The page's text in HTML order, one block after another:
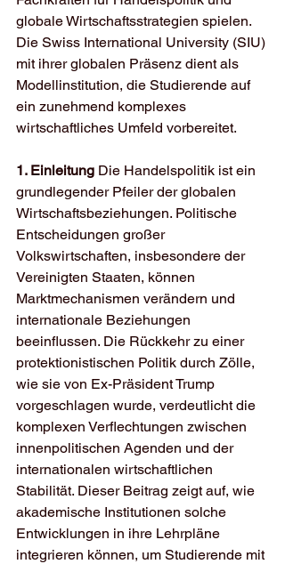
globale Wirtschaftsstrategien spielen.
Die Swiss International University (SIU)
mit ihrer globalen Präsenz dient als
Modellinstitution, die Studierende auf
ein zunehmend komplexes
wirtschaftliches Umfeld vorbereitet.
1. Einleitung Die Handelspolitik ist ein
grundlegender Pfeiler der globalen
Wirtschaftsbeziehungen. Politische
Entscheidungen großer
Volkswirtschaften, insbesondere der
Vereinigten Staaten, können
Marktmechanismen verändern und
internationale Beziehungen
beeinflussen. Die Rückkehr zu einer
protektionistischen Politik durch Zölle,
wie sie von Ex-Präsident Trump
vorgeschlagen wurde, verdeutlicht die
komplexen Verflechtungen zwischen
innenpolitischen Agenden und der
internationalen wirtschaftlichen
Stabilität. Dieser Beitrag zeigt auf, wie
akademische Institutionen solche
Entwicklungen in ihre Lehrpläne
integrieren können, um Studierende mit